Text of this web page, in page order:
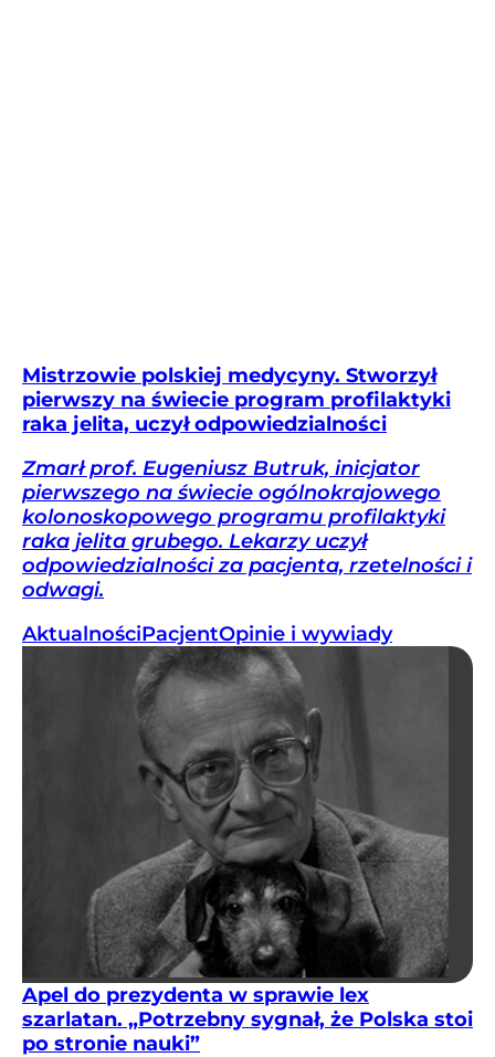
Mistrzowie polskiej medycyny. Stworzył
pierwszy na świecie program profilaktyki
raka jelita, uczył odpowiedzialności
Zmarł prof. Eugeniusz Butruk, inicjator
pierwszego na świecie ogólnokrajowego
kolonoskopowego programu profilaktyki
raka jelita grubego. Lekarzy uczył
odpowiedzialności za pacjenta, rzetelności i
odwagi.
AktualnościPacjentOpinie i wywiady
Apel do prezydenta w sprawie lex
szarlatan. „Potrzebny sygnał, że Polska stoi
po stronie nauki”